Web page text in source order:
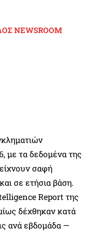
NEWSROOM
με τα δεδομένα της
σαφή
σε ετήσια βάση.
Report της
δέχθηκαν κατά
ανά εβδομάδα —